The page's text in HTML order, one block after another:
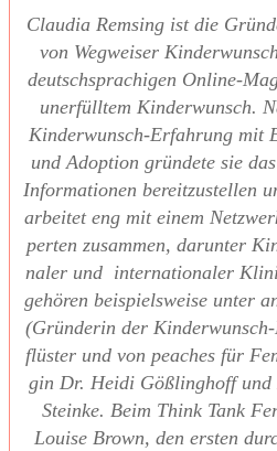
Clau­dia Rem­sing ist die
von Weg­wei­ser
deutsch­spra­chi­gen Online-
uner­füll­tem Kin­der­wunsch.
Kin­der­wunsch-Erfah­rung mit
und Adop­ti­on grün­de­te sie
Infor­ma­tio­nen bereit­zu­stel­len
arbei­tet eng mit einem
per­ten zusam­men, dar­un­ter
na­ler und inter­na­tio­na­ler
gehö­ren bei­spiels­wei­se unter
(Grün­de­rin der
flüs­ter und von pea­ches für
gin Dr. Hei­di Göß­ling­hoff
Stein­ke. Beim Think Tank
Loui­se Brown, den ers­ten